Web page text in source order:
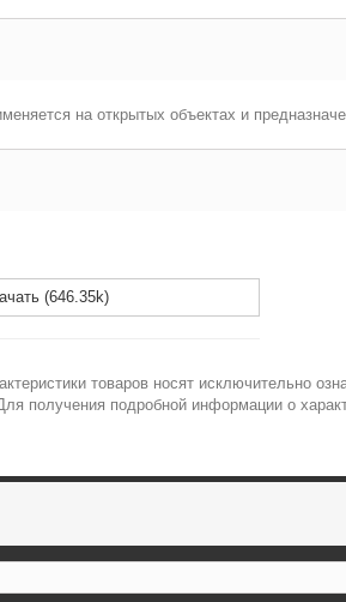
на открытых объектах и
(646.35k)
товаров носят исключительно
получения подробной информации о